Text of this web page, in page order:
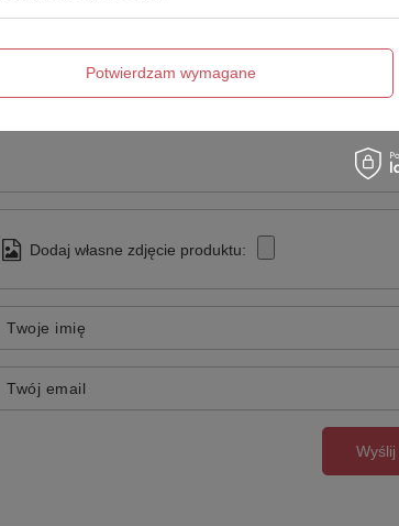
Dodaj własne zdjęcie produktu:
Twoje imię
Twój email
Potwierdzam wymagane